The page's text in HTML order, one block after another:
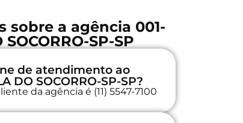
sobre a agência 001-
SP-SP
de atendimento ao
DO SOCORRO-SP-SP?
da agência é (11) 5547-7100